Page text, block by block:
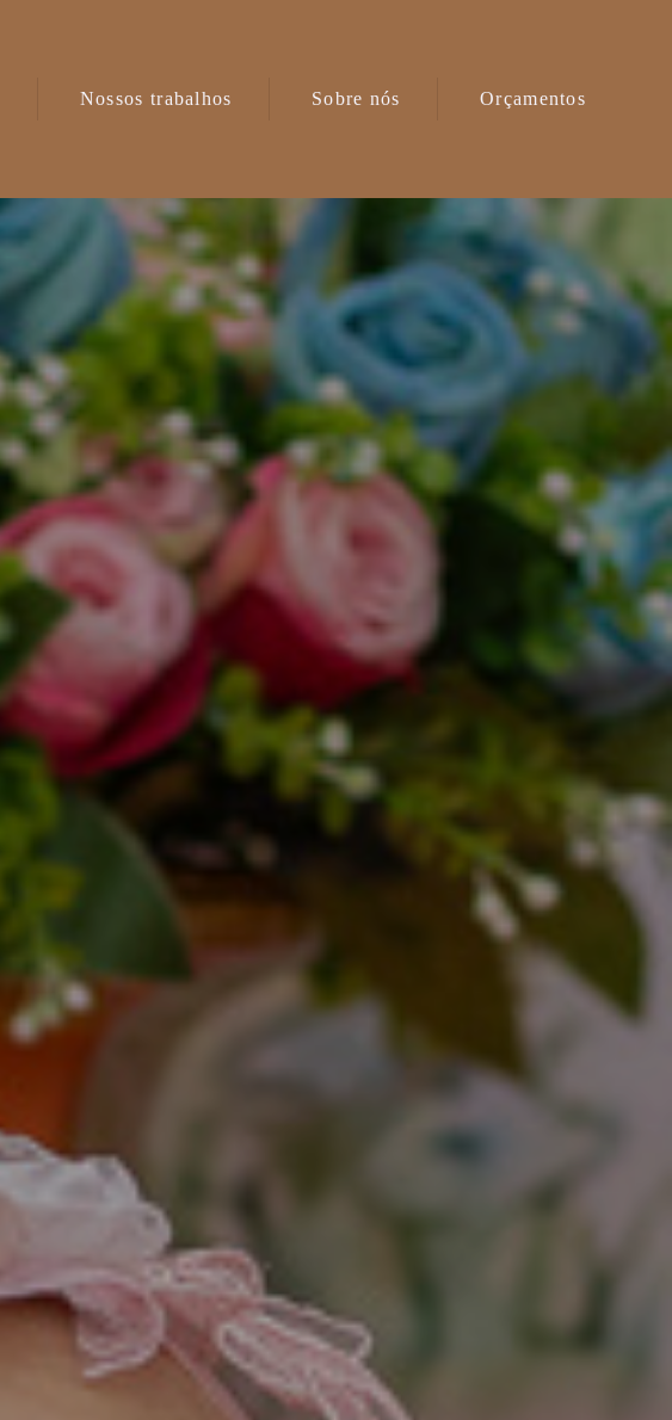
Nossos trabalhos Sobre nós Orçamentos